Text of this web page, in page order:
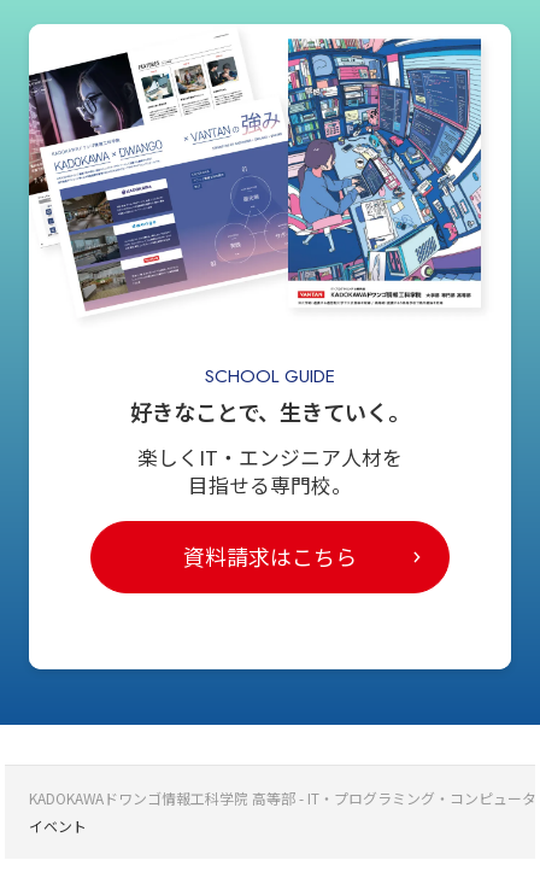
SCHOOL GUIDE
好きなことで、生きていく。
楽しくIT・エンジニア人材を
目指せる専門校。
資料請求はこちら
KADOKAWAドワンゴ情報工科学院 高等部 - IT・プログラミング・コンピュー
イベント